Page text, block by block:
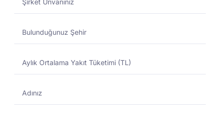
Toptan Akaryakıt
Toptan Akaryakıt